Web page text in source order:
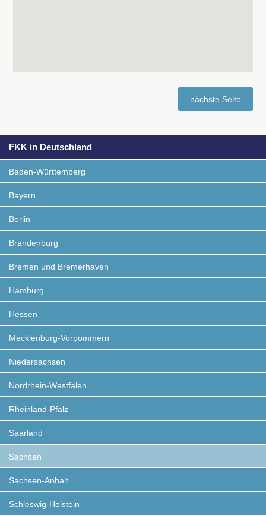
nächste Seite
FKK in Deutschland
Baden-Württemberg
Bayern
Berlin
Brandenburg
Bremen und Bremerhaven
Hamburg
Hessen
Mecklenburg-Vorpommern
Niedersachsen
Nordrhein-Westfalen
Rheinland-Pfalz
Saarland
Sachsen
Sachsen-Anhalt
Schleswig-Holstein